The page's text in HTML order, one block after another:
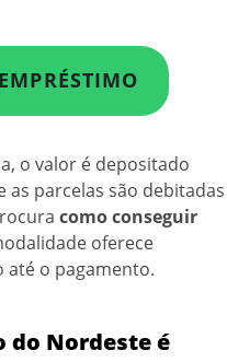
o valor é depositado
parcelas são debitadas
como conseguir
oferece
até o pagamento.
do Nordeste é